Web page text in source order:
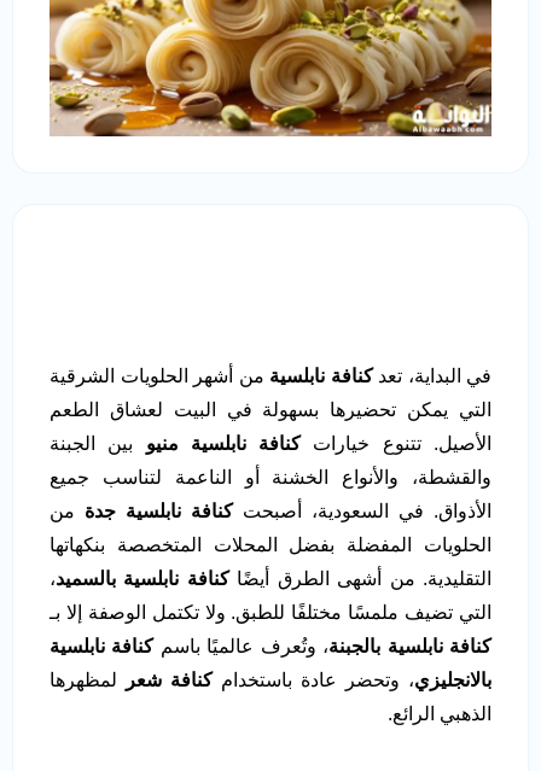
في البداية، تعدكنافة نابلسية من أشهر الحلويات الشرقية
التي يمكن تحضيرها بسهولة في البيت لعشاق الطعم
الأصيل. تتنوع خياراتكنافة نابلسية منيو بين الجبنة
والقشطة، والأنواع الخشنة أو الناعمة لتناسب جميع
الأذواق. في السعودية، أصبحتكنافة نابلسية جدة من
الحلويات المفضلة بفضل المحلات المتخصصة بنكهاتها
التقليدية. من أشهى الطرق أيضًاكنافة نابلسية بالسميد،
التي تضيف ملمسًا مختلفًا للطبق. ولا تكتمل الوصفة إلا بـ
كنافة نابلسية بالجبنة، وتُعرف عالميًا باسمكنافة نابلسية
بالانجليزي، وتحضر عادة باستخدامكنافة شعر
لمظهرها
الذهبي الرائع.